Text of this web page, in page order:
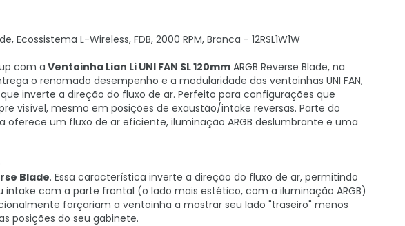
Ecossistema L-Wireless, FDB, 2000 RPM, Branca - 12RSL1W1W
com a Ventoinha Lian Li UNI FAN SL 120mm ARGB Reverse Blade, na
o renomado desempenho e a modularidade das ventoinhas UNI FAN,
inverte a direção do fluxo de ar. Perfeito para configurações que
visível, mesmo em posições de exaustão/intake reversas. Parte do
oferece um fluxo de ar eficiente, iluminação ARGB deslumbrante e uma
Blade. Essa característica inverte a direção do fluxo de ar, permitindo
com a parte frontal (o lado mais estético, com a iluminação ARGB)
forçariam a ventoinha a mostrar seu lado "traseiro" menos
posições do seu gabinete.